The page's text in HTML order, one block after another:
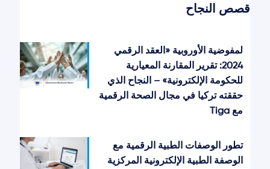
قصص النجاح
لمفوضية الأوروبية «العقد الرقمي
2024: تقرير المقارنة المعيارية
للحكومة الإلكترونية» – النجاح الذي
حققته تركيا في مجال الصحة الرقمية
مع Tiga
تطور الوصفات الطبية الرقمية مع
الوصفة الطبية الإلكترونية المركزية